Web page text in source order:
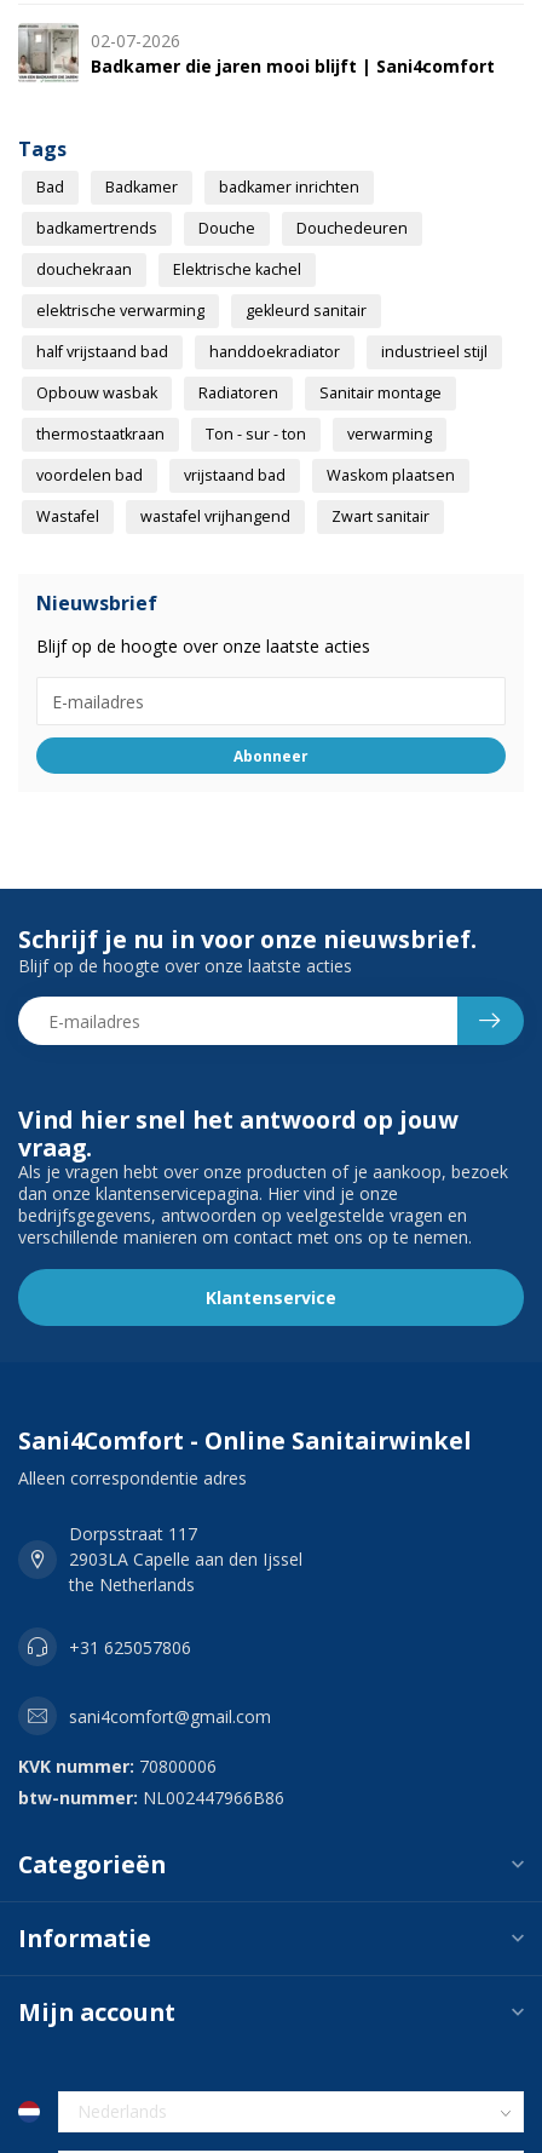
02-07-2026
Badkamer die jaren mooi blijft | Sani4comfort
Tags
Bad Badkamer
badkamer inrichten
badkamertrends
Douche
Douchedeuren
douchekraan
Elektrische kachel
elektrische verwarming
gekleurd sanitair
half vrijstaand bad
handdoekradiator
industrieel stijl
Opbouw wasbak
Radiatoren
Sanitair montage
thermostaatkraan
Ton - sur - ton
verwarming
voordelen bad
vrijstaand bad
Waskom plaatsen
Wastafel
wastafel vrijhangend Zwart sanitair
Nieuwsbrief
Blijf op de hoogte over onze laatste acties
Abonneer
Vind hier snel het antwoord op jouw
vraag.
Als je vragen hebt over onze producten of je aankoop, bezoek
dan onze klantenservicepagina. Hier vind je onze
bedrijfsgegevens, antwoorden op veelgestelde vragen en
verschillende manieren om contact met ons op te nemen.
Klantenservice
Schrijf je nu in voor onze nieuwsbrief.
Blijf op de hoogte over onze laatste acties
Sani4Comfort - Online Sanitairwinkel
Alleen correspondentie adres
Dorpsstraat 117
2903LA Capelle aan den Ijssel
the Netherlands
+31 625057806
sani4comfort@gmail.com
KVK nummer: 70800006
btw-nummer: NL002447966B86
Categorieën
Informatie
Mijn account